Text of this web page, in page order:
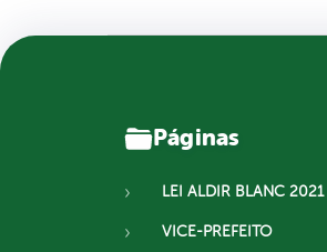
Páginas
LEI ALDIR BLANC 2021
VICE-PREFEITO